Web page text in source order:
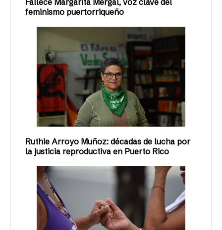
Fallece Margarita Mergal, voz clave del
feminismo puertorriqueño
Ruthie Arroyo Muñoz: décadas de lucha por
la justicia reproductiva en Puerto Rico